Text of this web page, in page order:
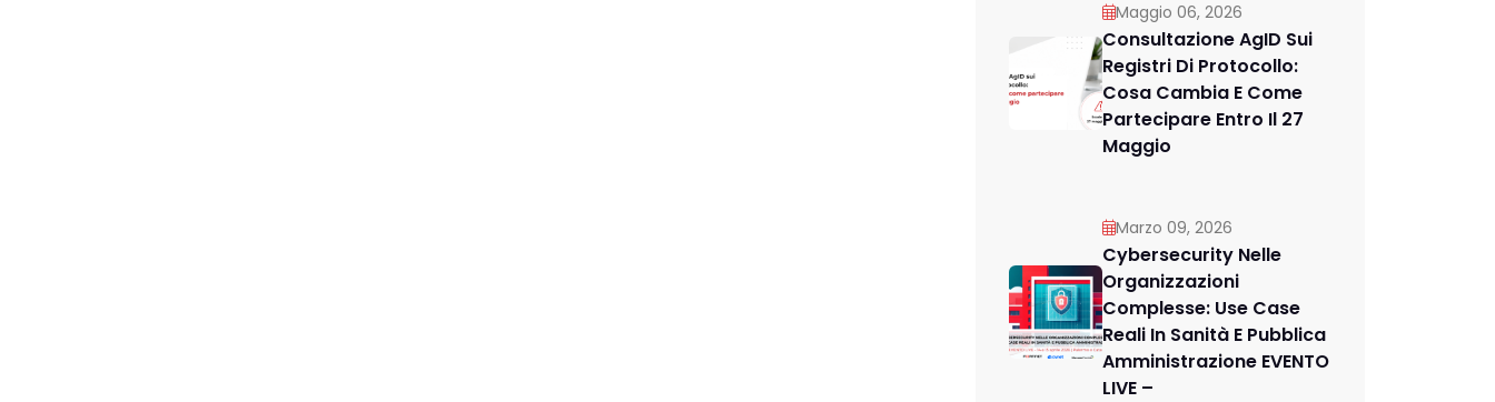
Maggio 06, 2026
Consultazione AgID Sui
Registri Di Protocollo:
Cosa Cambia E Come
Partecipare Entro Il 27
Maggio
Marzo 09, 2026
Cybersecurity Nelle
Organizzazioni
Complesse: Use Case
Reali In Sanità E Pubblica
Amministrazione EVENTO
LIVE –